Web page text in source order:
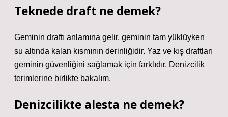
Teknede draft ne demek?
Geminin draftı anlamına gelir, geminin tam yüklüyken
su altında kalan kısmının derinliğidir. Yaz ve kış draftları
geminin güvenliğini sağlamak için farklıdır. Denizcilik
terimlerine birlikte bakalım.
Denizcilikte alesta ne demek?